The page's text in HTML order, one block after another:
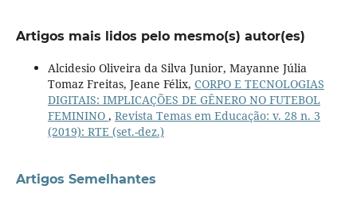
Artigos mais lidos pelo mesmo(s) autor(es)
Alcidesio Oliveira da Silva Junior, Mayanne Júlia
Tomaz Freitas, Jeane Félix, CORPO E TECNOLOGIAS
DIGITAIS: IMPLICAÇÕES DE GÊNERO NO FUTEBOL
FEMININO , Revista Temas em Educação: v. 28 n. 3
(2019): RTE (set.-dez.)
Artigos Semelhantes